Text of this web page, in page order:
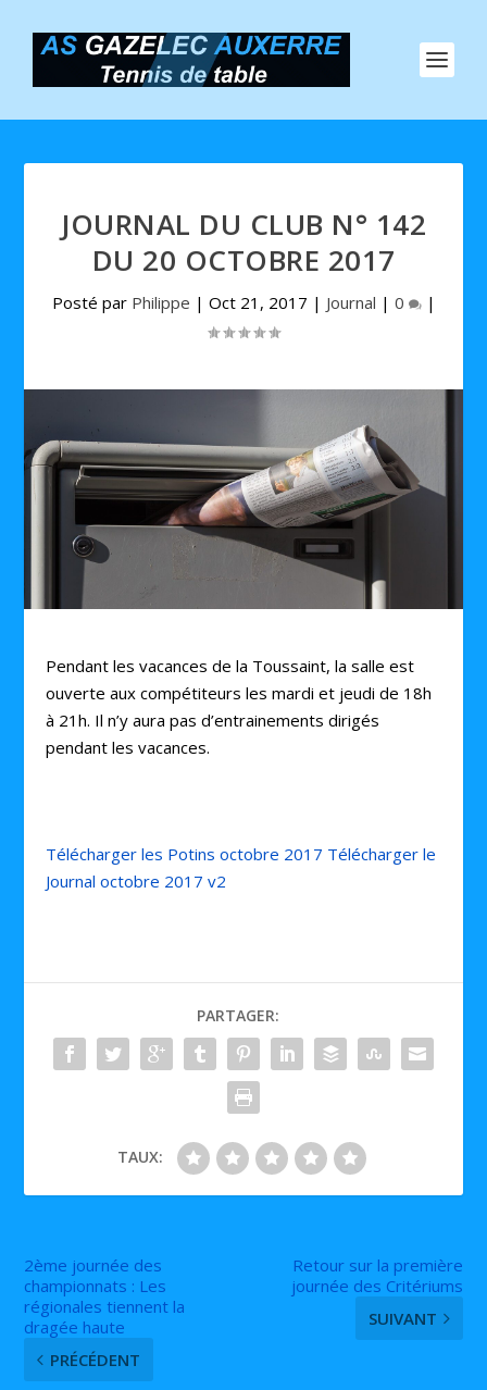
JOURNAL DU CLUB N° 142
DU 20 OCTOBRE 2017
Posté par Philippe | Oct 21, 2017 | Journal | 0 |
Pendant les vacances de la Toussaint, la salle est
ouverte aux compétiteurs les mardi et jeudi de 18h
à 21h. Il n’y aura pas d’entrainements dirigés
pendant les vacances.
Télécharger les Potins octobre 2017 Télécharger le
Journal octobre 2017 v2
PARTAGER:
TAUX:
2ème journée des
championnats : Les
régionales tiennent la
dragée haute
PRÉCÉDENT
Retour sur la première
journée des Critériums
SUIVANT